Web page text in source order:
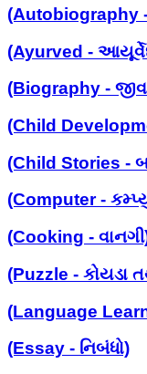
(Autobiography
(Ayurved -
(Biography -
(Child
(Child Stories -
(Computer -
(Cooking -
(Puzzle - કોયડા
(Language
(Essay - નિબંધો)